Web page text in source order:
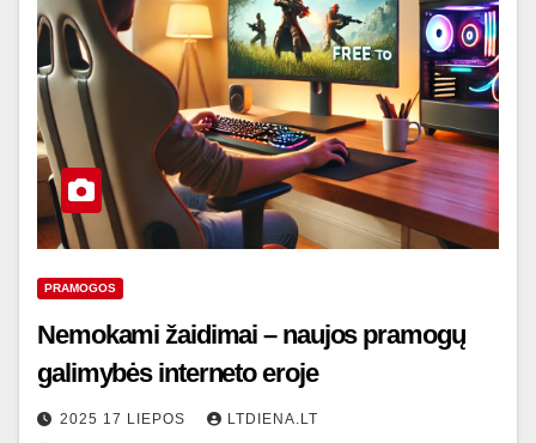
PRAMOGOS
Nemokami žaidimai – naujos pramogų
galimybės interneto eroje
2025 17 LIEPOS LTDIENA.LT